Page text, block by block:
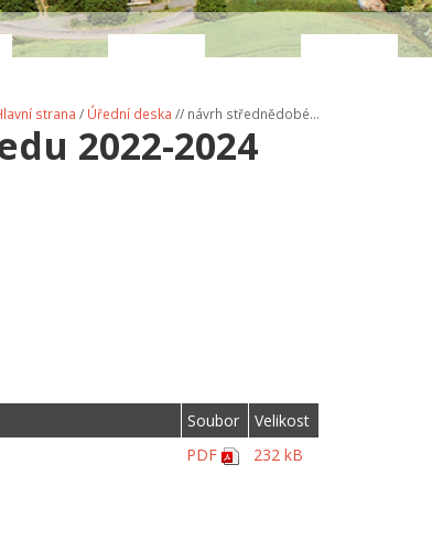
strana / Úřední deska // návrh střednědobé...
2022-2024
Soubor
Velikost
PDF 232 kB